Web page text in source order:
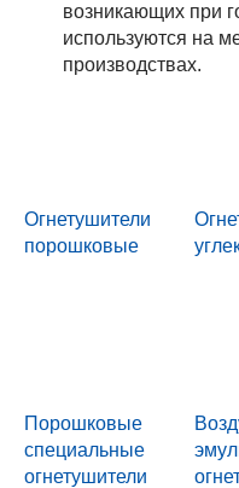
возникающих при
используются на
производствах.
Огнетушители
порошковые
Порошковые
специальные
огнетушители